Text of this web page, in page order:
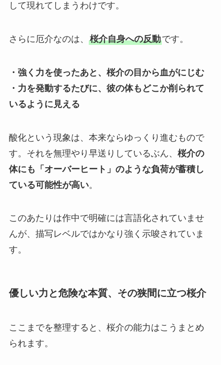
して現れてしまうわけです。
さらに厄介なのは、 桜介自身への反動です。
・強く力を使ったあと、桜介の目から血がにじむ
・力を発動するたびに、彼の体もどこか削られて
いるように見える
酸化という現象は、本来ならゆっくり進むもので
す。それを無理やり早送りしているぶん、 桜介の
体にも「オーバーヒート」のような負荷が蓄積し
ている可能性が高い。
このあたりは作中で明確には言語化されていませ
んが、描写レベルではかなり強く示唆されていま
す。
優しい力と危険な本質、その狭間に立つ桜介
ここまでを整理すると、桜介の能力はこうまとめ
られます。